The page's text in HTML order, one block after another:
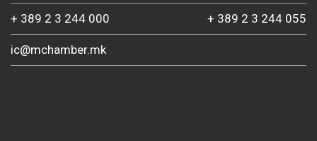
+ 389 2 3 244 000 + 389 2 3 244 055
ic@mchamber.mk